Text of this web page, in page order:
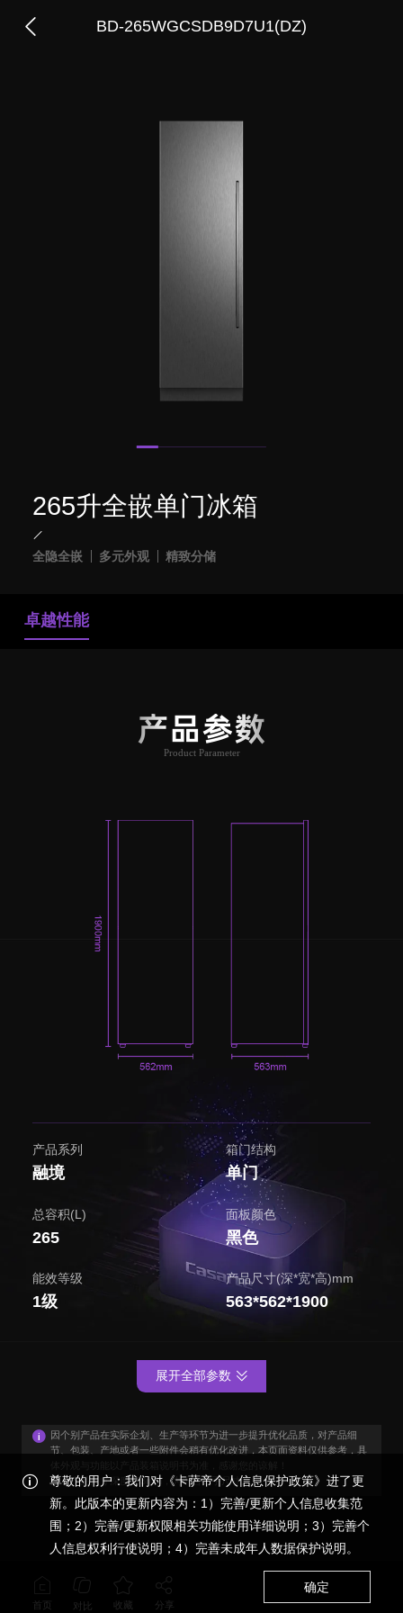
BD-265WGCSDB9D7U1(DZ)
265升全嵌单门冰箱
全隐全嵌 多元外观 精致分储
卓越性能
产品参数
Product Parameter
产品系列
融境
箱门结构
单门
总容积(L)
265
面板颜色
黑色
能效等级
1级
产品尺寸(深*宽*高)mm
563*562*1900
因个别产品在实际企划、生产等环节为进一步提升优化品质，对产品细
节、包装、产地或者一些附件会稍有优化改进，本页面资料仅供参考，具
注：产品尺寸深度563mm，为不含把手尺寸。
展开全部参数
首页 对比 收藏 分享
尊敬的用户：我们对《卡萨帝个人信息保护政策》进了更
新。此版本的更新内容为：1）完善/更新个人信息收集范
围；2）完善/更新权限相关功能使用详细说明；3）完善个
人信息权利行使说明；4）完善未成年人数据保护说明。
确定